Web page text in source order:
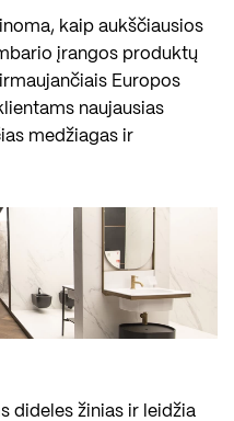
kaip aukščiausios
įrangos produktų
Europos
naujausias
medžiagas ir
dideles žinias ir leidžia